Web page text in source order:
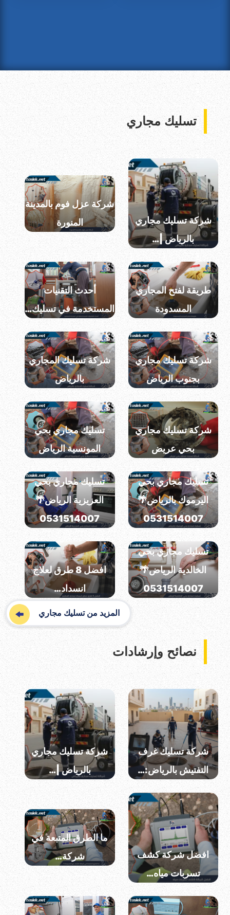
تسليك مجاري
شركة تسليك مجاري
بالرياض |…
شركة عزل فوم بالمدينة
المنورة
طريقة لفتح المجاري
المسدودة
أحدث التقنيات
المستخدمة في تسليك…
شركة تسليك مجاري
بجنوب الرياض
شركة تسليك المجاري
بالرياض
شركة تسليك مجاري
بحي عريض
تسليك مجاري بحي
المونسية الرياض
تسليك مجاري بحي
اليرموك بالرياض🌴
0531514007
تسليك مجاري بحي
العزيزية الرياض🌴
0531514007
تسليك مجاري بحي
الخالدية الرياض🌴
0531514007
افضل 8 طرق لعلاج
انسداد…
المزيد من تسليك مجاري
نصائح وإرشادات
شركة تسليك غرف
التفتيش بالرياض:…
شركة تسليك مجاري
بالرياض |…
افضل شركة كشف
تسربات مياه…
ما الطرق المتبعة في
شركة…